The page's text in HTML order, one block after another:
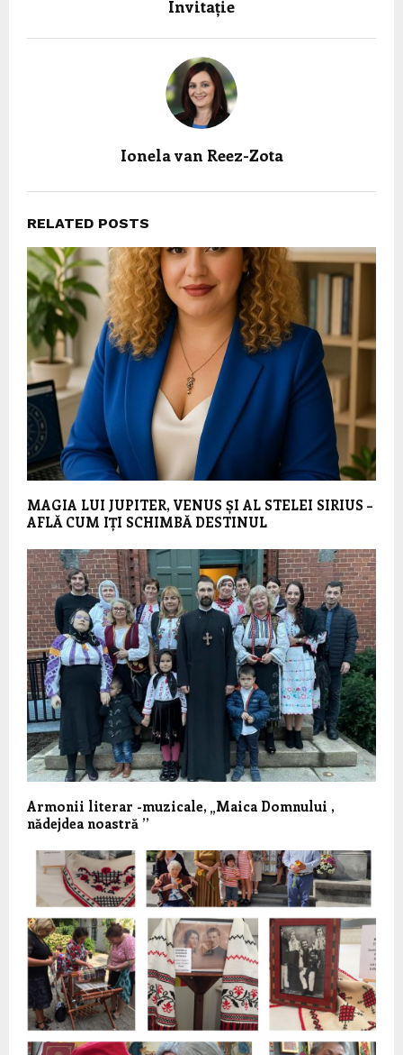
Invitație
Ionela van Reez-Zota
RELATED POSTS
MAGIA LUI JUPITER, VENUS ȘI AL STELEI SIRIUS –
AFLĂ CUM IȚI SCHIMBĂ DESTINUL
Armonii literar -muzicale, „Maica Domnului ,
nădejdea noastră ’’